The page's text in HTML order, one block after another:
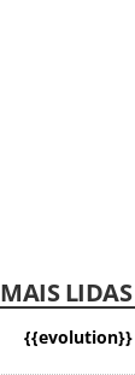
MAIS LIDAS
{{evolution}}